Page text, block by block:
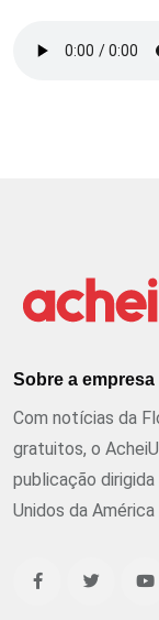
Sobre a empresa
Com notícias da
gratuitos, o
publicação
Unidos da América